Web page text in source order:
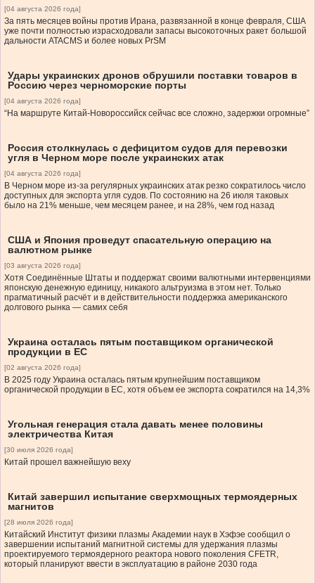
[04 августа 2026 года]
За пять месяцев войны против Ирана, развязанной в конце февраля, США
уже почти полностью израсходовали запасы высокоточных ракет большой
дальности ATACMS и более новых PrSM
Удары украинских дронов обрушили поставки товаров в
Россию через черноморские порты
[04 августа 2026 года]
“На маршруте Китай-Новороссийск сейчас все сложно, задержки огромные”
Россия столкнулась с дефицитом судов для перевозки
угля в Черном море после украинских атак
[04 августа 2026 года]
В Черном море из-за регулярных украинских атак резко сократилось число
доступных для экспорта угля судов. По состоянию на 26 июля таковых
было на 21% меньше, чем месяцем ранее, и на 28%, чем год назад
США и Япония проведут спасательную операцию на
валютном рынке
[03 августа 2026 года]
Хотя Соединённые Штаты и поддержат своими валютными интервенциями
японскую денежную единицу, никакого альтруизма в этом нет. Только
прагматичный расчёт и в действительности поддержка американского
долгового рынка — самих себя
Украина осталась пятым поставщиком органической
продукции в ЕС
[02 августа 2026 года]
В 2025 году Украина осталась пятым крупнейшим поставщиком
органической продукции в ЕС, хотя объем ее экспорта сократился на 14,3%
Угольная генерация стала давать менее половины
электричества Китая
[30 июля 2026 года]
Китай прошел важнейшую веху
Китай завершил испытание сверхмощных термоядерных
магнитов
[28 июля 2026 года]
Китайский Институт физики плазмы Академии наук в Хэфэе сообщил о
завершении испытаний магнитной системы для удержания плазмы
проектируемого термоядерного реактора нового поколения CFETR,
который планируют ввести в эксплуатацию в районе 2030 года